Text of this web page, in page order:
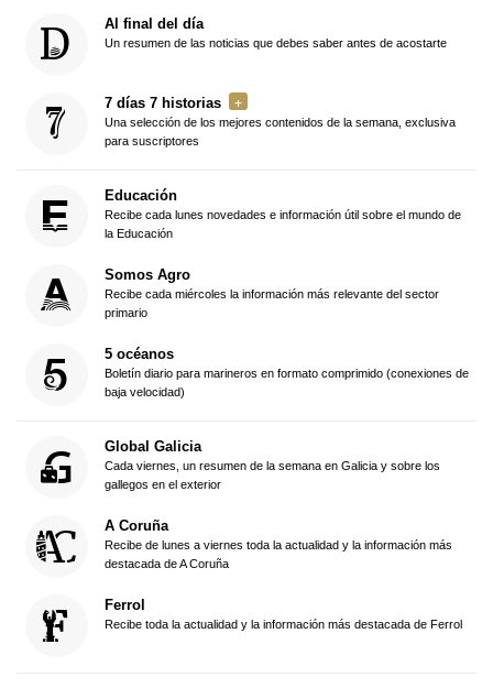
Al final del día
Un resumen de las noticias que debes saber antes de acostarte
7 días 7 historias
Una selección de los mejores contenidos de la semana, exclusiva
para suscriptores
Educación
Recibe cada lunes novedades e información útil sobre el mundo de
la Educación
Somos Agro
Recibe cada miércoles la información más relevante del sector
primario
5 océanos
Boletín diario para marineros en formato comprimido (conexiones de
baja velocidad)
Global Galicia
Cada viernes, un resumen de la semana en Galicia y sobre los
gallegos en el exterior
A Coruña
Recibe de lunes a viernes toda la actualidad y la información más
destacada de A Coruña
Ferrol
Recibe toda la actualidad y la información más destacada de Ferrol